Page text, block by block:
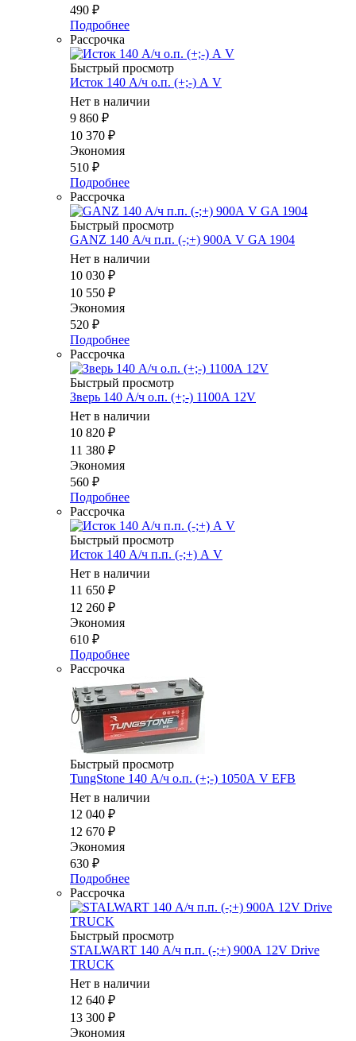
490 ₽
Подробнее
Рассрочка
Быстрый просмотр
Исток 140 А/ч о.п. (+;-) А V
Нет в наличии
9 860 ₽
10 370 ₽
Экономия
510 ₽
Подробнее
Рассрочка
Быстрый просмотр
GANZ 140 А/ч п.п. (-;+) 900А V GA 1904
Нет в наличии
10 030 ₽
10 550 ₽
Экономия
520 ₽
Подробнее
Рассрочка
Быстрый просмотр
Зверь 140 А/ч о.п. (+;-) 1100А 12V
Нет в наличии
10 820 ₽
11 380 ₽
Экономия
560 ₽
Подробнее
Рассрочка
Быстрый просмотр
Исток 140 А/ч п.п. (-;+) А V
Нет в наличии
11 650 ₽
12 260 ₽
Экономия
610 ₽
Подробнее
Рассрочка
Быстрый просмотр
TungStone 140 А/ч о.п. (+;-) 1050А V EFB
Нет в наличии
12 040 ₽
12 670 ₽
Экономия
630 ₽
Подробнее
Рассрочка
Быстрый просмотр
STALWART 140 А/ч п.п. (-;+) 900А 12V Drive
TRUCK
Нет в наличии
12 640 ₽
13 300 ₽
Экономия